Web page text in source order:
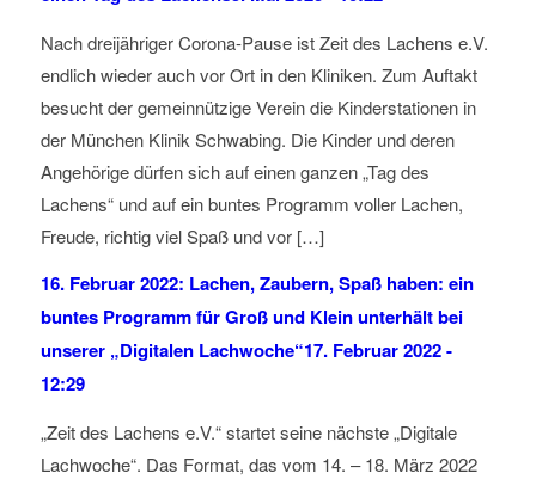
Nach dreijähriger Corona-Pause ist Zeit des Lachens e.V.
endlich wieder auch vor Ort in den Kliniken. Zum Auftakt
besucht der gemeinnützige Verein die Kinderstationen in
der München Klinik Schwabing. Die Kinder und deren
Angehörige dürfen sich auf einen ganzen „Tag des
Lachens“ und auf ein buntes Programm voller Lachen,
Freude, richtig viel Spaß und vor […]
16. Februar 2022: Lachen, Zaubern, Spaß haben: ein
buntes Programm für Groß und Klein unterhält bei
unserer „Digitalen Lachwoche“17. Februar 2022 -
12:29
„Zeit des Lachens e.V.“ startet seine nächste „Digitale
Lachwoche“. Das Format, das vom 14. – 18. März 2022